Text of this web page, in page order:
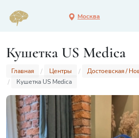
Москва
Кушетка US Medica
Главная Центры
Достоевская /
Кушетка US Medica